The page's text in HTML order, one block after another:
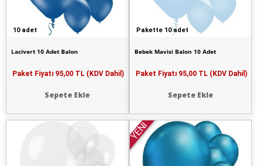
10 adet
Lacivert 10 Adet Balon
Paket Fiyatı 95,00 TL (KDV Dahil)
Sepete Ekle
Pakette 10 adet
Bebek Mavisi Balon 10 Adet
Paket Fiyatı 95,00 TL (KDV Dahil)
Sepete Ekle
YENİ